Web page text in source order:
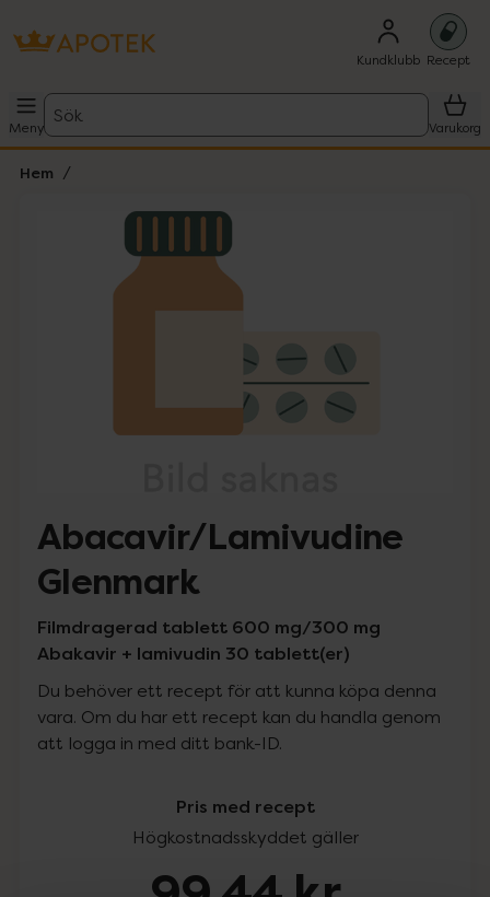
Kundklubb Recept
Meny
Sök
Varukorg
Hem
Lista: . Innehåller 1 objekt.
Abacavir/Lamivudine
Glenmark
Filmdragerad tablett 600 mg/300 mg
Abakavir + lamivudin 30 tablett(er)
Du behöver ett recept för att kunna köpa denna
vara. Om du har ett recept kan du handla genom
att logga in med ditt bank-ID.
Pris med recept
Högkostnadsskyddet gäller